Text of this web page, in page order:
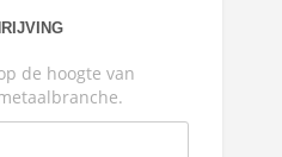
de hoogte van